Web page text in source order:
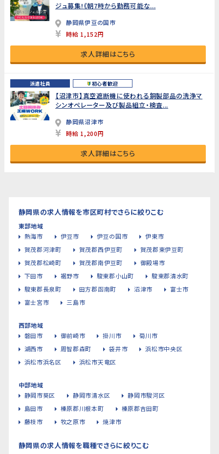
ジュ募集!《朝7時から勤務可能な...
静岡県伊豆の国市
時給 1,152円
求人詳細はこちら
派遣社員 初心者歓迎
【沼津市】真空遮断機に使われる銅製部品の洗浄マ
シンオペレーター及び製品組立・検査...
静岡県沼津市
時給 1,200円
求人詳細はこちら
静岡県の求人情報を市区町村でさらに絞りこむ
東部地域
熱海市
伊豆市 伊豆の国市
伊東市
賀茂郡河津町
賀茂郡西伊豆町
賀茂郡東伊豆町
賀茂郡松崎町
賀茂郡南伊豆町
御殿場市
下田市
裾野市 駿東郡小山町
駿東郡清水町
駿東郡長泉町
田方郡函南町 沼津市
富士市
富士宮市
三島市
西部地域
磐田市
御前崎市 掛川市
菊川市
湖西市
周智郡森町 袋井市
浜松市中央区
浜松市浜名区
浜松市天竜区
中部地域
静岡市葵区
静岡市清水区
静岡市駿河区
島田市
榛原郡川根本町
榛原郡吉田町
藤枝市
牧之原市 焼津市
静岡県の求人情報を職種でさらに絞りこむ